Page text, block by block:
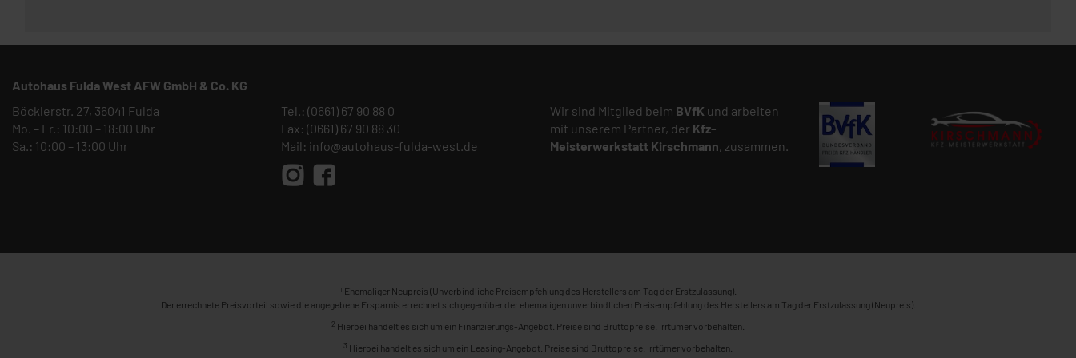
Autohaus Fulda West AFW GmbH & Co. KG
Böcklerstr. 27, 36041 Fulda
Mo. – Fr.: 10:00 – 18:00 Uhr
Sa.: 10:00 – 13:00 Uhr
Tel.: (0661) 67 90 88 0
Fax: (0661) 67 90 88 30
Mail: info@autohaus-fulda-west.de
Wir sind Mitglied beim BVfK und arbeiten
mit unserem Partner, der Kfz-
Meisterwerkstatt Kirschmann, zusammen.
1 Ehemaliger Neupreis (Unverbindliche Preisempfehlung des Herstellers am Tag der Erstzulassung).
Der errechnete Preisvorteil sowie die angegebene Ersparnis errechnet sich gegenüber der ehemaligen unverbindlichen Preisempfehlung des Herstellers am Tag der Erstzulassung (Neupreis).
2 Hierbei handelt es sich um ein Finanzierungs-Angebot. Preise sind Bruttopreise. Irrtümer vorbehalten.
3 Hierbei handelt es sich um ein Leasing-Angebot. Preise sind Bruttopreise. Irrtümer vorbehalten.